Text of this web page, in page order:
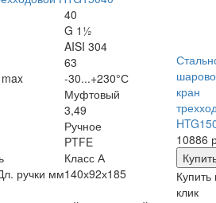
40
G 1½
AISI 304
63
-30...+230°С
Муфтовый
3,49
Ручное
PTFE
Класс А
ручки мм140х92х185
кран
10886
Купить
клик